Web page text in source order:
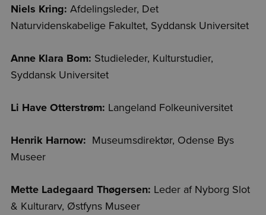
Niels Kring: Afdelingsleder, Det
Naturvidenskabelige Fakultet, Syddansk Universitet
Anne Klara Bom: Studieleder, Kulturstudier,
Syddansk Universitet
Li Have Otterstrøm: Langeland Folkeuniversitet
Henrik Harnow: Museumsdirektør, Odense Bys
Museer
Mette Ladegaard Thøgersen: Leder af Nyborg Slot
& Kulturarv, Østfyns Museer